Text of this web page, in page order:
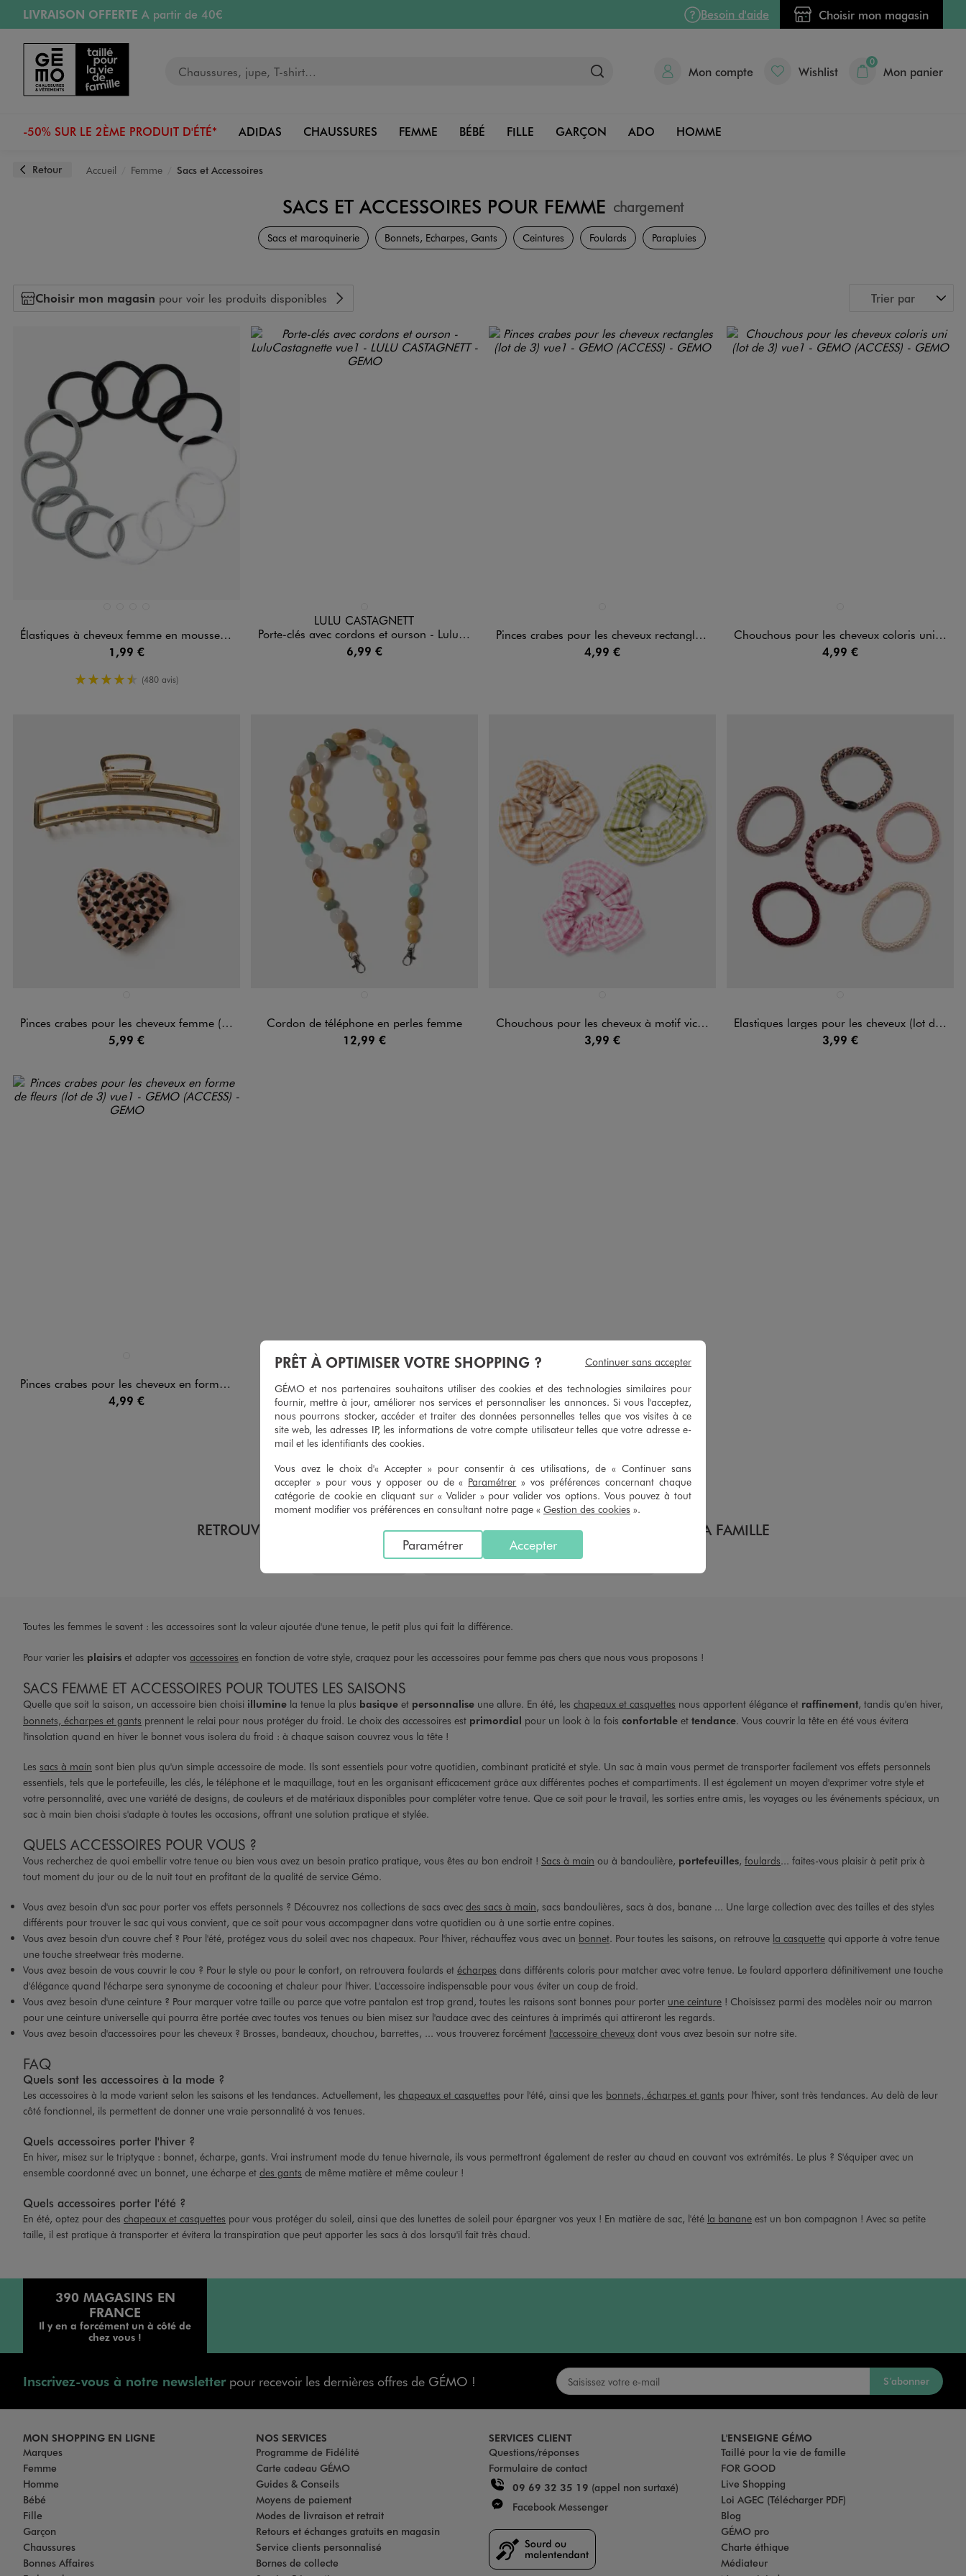
Aller au contenu principal
Aller à la navigation
LIVRAISON OFFERTE A partir de 40€
RETRAIT ET LIVRAISON OFFERTE
PAYEZ EN 3x SANS FRAIS
dès 50€
Retours OFFERTSpendant 30 jours
Besoin d'aide Choisir mon magasin
Mon compte Wishlist
0
Mon panier
-50% SUR LE 2ÈME PRODUIT D'ÉTÉ* ADIDAS CHAUSSURES FEMME BÉBÉ FILLE GARÇON ADO HOMME
Retour Accueil Femme Sacs et Accessoires
SACS ET ACCESSOIRES POUR FEMME chargement
Sacs et Accessoires
Sacs et maroquinerie Bonnets, Echarpes, Gants Ceintures Foulards Parapluies
Choisir mon magasin pour voir les produits disponibles Trier par
Élastiques à cheveux femme en mousse (lot de 12)
1,99 €
4.5/5 de moyenne
(480 avis)
LULU CASTAGNETT
Porte-clés avec cordons et ourson - LuluCastagnette
6,99 €
Pinces crabes pour les cheveux rectangles (lot de 3)
4,99 €
Chouchous pour les cheveux coloris uni (lot de 3)
4,99 €
Pinces crabes pour les cheveux femme (lot de 2)
5,99 €
Cordon de téléphone en perles femme
12,99 €
Chouchous pour les cheveux à motif vichy (lot de 3)
3,99 €
Elastiques larges pour les cheveux (lot de 6)
3,99 €
Pinces crabes pour les cheveux en forme de fleurs (lot de 3)
4,99 €
Vous avez vu 339 produits sur 339
Première page
Page précédente
... 9 10 11 12
RETROUVEZ NOS CATÉGORIES VÊTEMENTS ET CHAUSSURES POUR TOUTE LA FAMILLE
Autres accessoires Accessoires cheveux Chapeaux, casquettes
Toutes les femmes le savent : les accessoires sont la valeur ajoutée d'une tenue, le petit plus qui fait la différence.
Pour varier les plaisirs et adapter vos accessoires en fonction de votre style, craquez pour les accessoires pour femme pas chers que nous vous proposons !
SACS FEMME ET ACCESSOIRES POUR TOUTES LES SAISONS
Quelle que soit la saison, un accessoire bien choisi illumine la tenue la plus basique et personnalise une allure. En été, les chapeaux et casquettes nous apportent élégance et raffinement, tandis qu'en hiver,
bonnets, écharpes et gants prennent le relai pour nous protéger du froid. Le choix des accessoires est primordial pour un look à la fois confortable et tendance. Vous couvrir la tête en été vous évitera
l'insolation quand en hiver le bonnet vous isolera du froid : à chaque saison couvrez vous la tête !
Les sacs à main sont bien plus qu'un simple accessoire de mode. Ils sont essentiels pour votre quotidien, combinant praticité et style. Un sac à main vous permet de transporter facilement vos effets personnels
essentiels, tels que le portefeuille, les clés, le téléphone et le maquillage, tout en les organisant efficacement grâce aux différentes poches et compartiments. Il est également un moyen d'exprimer votre style et
votre personnalité, avec une variété de designs, de couleurs et de matériaux disponibles pour compléter votre tenue. Que ce soit pour le travail, les sorties entre amis, les voyages ou les événements spéciaux, un
sac à main bien choisi s'adapte à toutes les occasions, offrant une solution pratique et stylée.
QUELS ACCESSOIRES POUR VOUS ?
Vous recherchez de quoi embellir votre tenue ou bien vous avez un besoin pratico pratique, vous êtes au bon endroit ! Sacs à main ou à bandoulière, portefeuilles, foulards... faites-vous plaisir à petit prix à
tout moment du jour ou de la nuit tout en profitant de la qualité de service Gémo.
Vous avez besoin d'un sac pour porter vos effets personnels ? Découvrez nos collections de sacs avec des sacs à main, sacs bandoulières, sacs à dos, banane ... Une large collection avec des tailles et des styles
différents pour trouver le sac qui vous convient, que ce soit pour vous accompagner dans votre quotidien ou à une sortie entre copines.
Vous avez besoin d'un couvre chef ? Pour l'été, protégez vous du soleil avec nos chapeaux. Pour l'hiver, réchauffez vous avec un bonnet. Pour toutes les saisons, on retrouve la casquette qui apporte à votre tenue
une touche streetwear très moderne.
Vous avez besoin de vous couvrir le cou ? Pour le style ou pour le confort, on retrouvera foulards et écharpes dans différents coloris pour matcher avec votre tenue. Le foulard apportera définitivement une touche
d'élégance quand l'écharpe sera synonyme de cocooning et chaleur pour l'hiver. L'accessoire indispensable pour vous éviter un coup de froid.
Vous avez besoin d'une ceinture ? Pour marquer votre taille ou parce que votre pantalon est trop grand, toutes les raisons sont bonnes pour porter une ceinture ! Choisissez parmi des modèles noir ou marron
pour une ceinture universelle qui pourra être portée avec toutes vos tenues ou bien misez sur l'audace avec des ceintures à imprimés qui attireront les regards.
Vous avez besoin d'accessoires pour les cheveux ? Brosses, bandeaux, chouchou, barrettes, ... vous trouverez forcément l'accessoire cheveux dont vous avez besoin sur notre site.
FAQ
Quels sont les accessoires à la mode ?
Les accessoires à la mode varient selon les saisons et les tendances. Actuellement, les chapeaux et casquettes pour l'été, ainsi que les bonnets, écharpes et gants pour l'hiver, sont très tendances. Au delà de leur
côté fonctionnel, ils permettent de donner une vraie personnalité à vos tenues.
Quels accessoires porter l'hiver ?
En hiver, misez sur le triptyque : bonnet, écharpe, gants. Vrai instrument mode du tenue hivernale, ils vous permettront également de rester au chaud en couvant vos extrémités. Le plus ? S'équiper avec un
ensemble coordonné avec un bonnet, une écharpe et des gants de même matière et même couleur !
Quels accessoires porter l'été ?
En été, optez pour des chapeaux et casquettes pour vous protéger du soleil, ainsi que des lunettes de soleil pour épargner vos yeux ! En matière de sac, l'été la banane est un bon compagnon ! Avec sa petite
taille, il est pratique à transporter et évitera la transpiration que peut apporter les sacs à dos lorsqu'il fait très chaud.
390 MAGASINS EN
FRANCE
Il y en a forcément un à côté de
chez vous !
Inscrivez-vous à notre newsletterpour recevoir les dernières offres de GÉMO ! S’abonner
MON SHOPPING EN LIGNE
Marques
Femme
Homme
Bébé
Fille
Garçon
Chaussures
Bonnes Affaires
NOS SERVICES
Programme de Fidélité
Carte cadeau GÉMO
Guides & Conseils
Moyens de paiement
Modes de livraison et retrait
Retours et échanges gratuits en magasin
Service clients personnalisé
Bornes de collecte
SERVICES CLIENT
Questions/réponses
Formulaire de contact
09 69 32 35 19 (appel non surtaxé)
Facebook Messenger
L'ENSEIGNE GÉMO
Taillé pour la vie de famille
FOR GOOD
Live Shopping
Loi AGEC (Télécharger PDF)
Blog
GÉMO pro
Charte éthique
Médiateur
PRÊT À OPTIMISER VOTRE SHOPPING ?
GÉMO et nos partenaires souhaitons utiliser des cookies et des technologies similaires pour
fournir, mettre à jour, améliorer nos services et personnaliser les annonces. Si vous l'acceptez,
nous pourrons stocker, accéder et traiter des données personnelles telles que vos visites à ce
site web, les adresses IP, les informations de votre compte utilisateur telles que votre adresse e-
mail et les identifiants des cookies.
Vous avez le choix d'« Accepter » pour consentir à ces utilisations, de « Continuer sans
accepter » pour vous y opposer ou de « Paramétrer » vos préférences concernant chaque
catégorie de cookie en cliquant sur « Valider » pour valider vos options. Vous pouvez à tout
moment modifier vos préférences en consultant notre page « Gestion des cookies ».
Accepter
Paramétrer
Continuer sans accepter